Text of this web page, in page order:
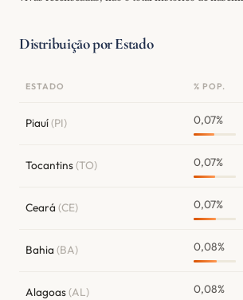
Distribuição por Estado
ESTADO % POP.
Piauí(PI) 0,07%
Tocantins(TO) 0,07%
Ceará (CE) 0,07%
Bahia (BA) 0,08%
Alagoas(AL) 0,08%